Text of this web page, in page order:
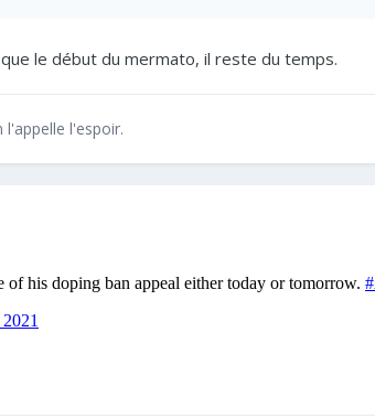
le début du mermato, il reste du temps.
l'espoir.